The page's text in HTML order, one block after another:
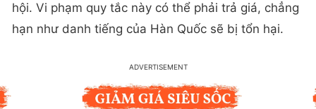
hội. Vi phạm quy tắc này có thể phải trả giá, chẳng
hạn như danh tiếng của Hàn Quốc sẽ bị tổn hại.